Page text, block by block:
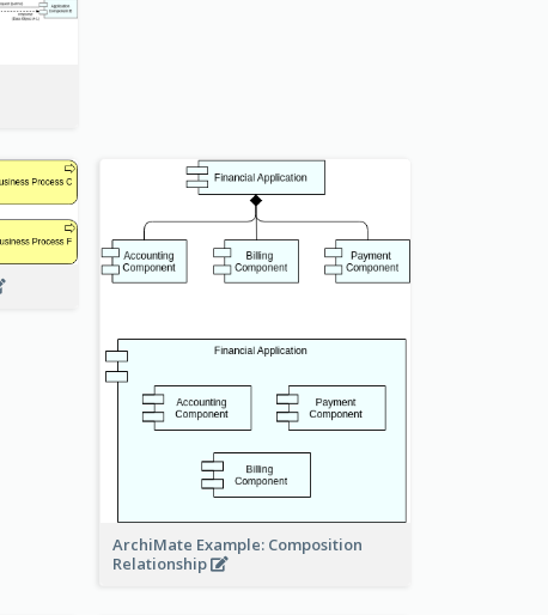
ArchiMate Example: Composition
Relationship